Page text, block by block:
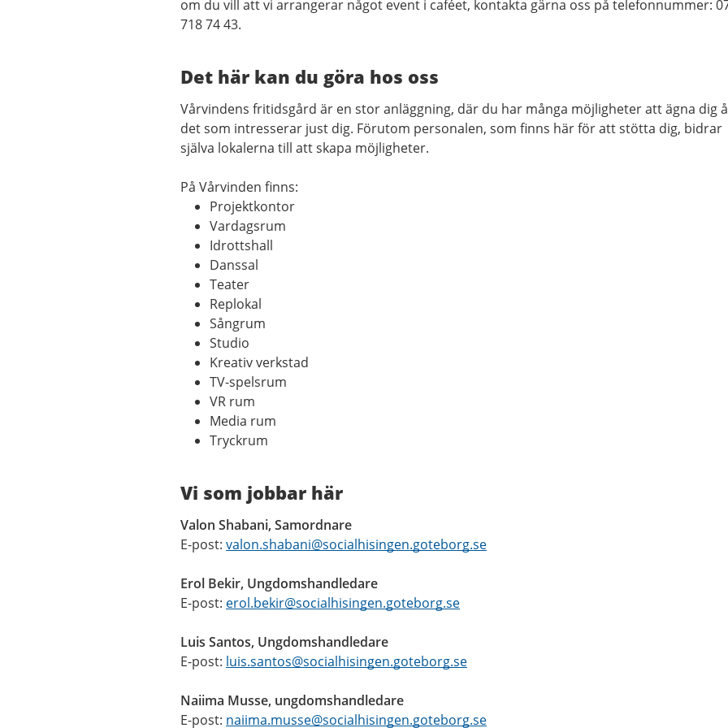
om du vill att vi arrangerar något event i caféet, kontakta gärna oss på telefonnummer:
718 74 43.
Det här kan du göra hos oss
Vårvindens fritidsgård är en stor anläggning, där du har många möjligheter att ägna dig
det som intresserar just dig. Förutom personalen, som finns här för att stötta dig, bidrar
själva lokalerna till att skapa möjligheter.
På Vårvinden finns:
Projektkontor
Vardagsrum
Idrottshall
Danssal
Teater
Replokal
Sångrum
Studio
Kreativ verkstad
TV-spelsrum
VR rum
Media rum
Tryckrum
Vi som jobbar här
Valon Shabani, Samordnare
E-post: valon.shabani@socialhisingen.goteborg.se
Erol Bekir, Ungdomshandledare
E-post: erol.bekir@socialhisingen.goteborg.se
Luis Santos, Ungdomshandledare
E-post: luis.santos@socialhisingen.goteborg.se
Naiima Musse, ungdomshandledare
E-post: naiima.musse@socialhisingen.goteborg.se